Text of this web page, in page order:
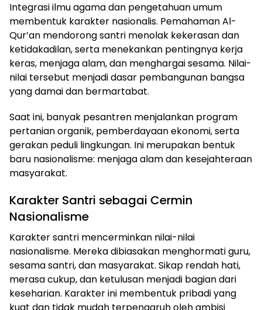
Integrasi ilmu agama dan pengetahuan umum
membentuk karakter nasionalis. Pemahaman Al-
Qur’an mendorong santri menolak kekerasan dan
ketidakadilan, serta menekankan pentingnya kerja
keras, menjaga alam, dan menghargai sesama. Nilai-
nilai tersebut menjadi dasar pembangunan bangsa
yang damai dan bermartabat.
Saat ini, banyak pesantren menjalankan program
pertanian organik, pemberdayaan ekonomi, serta
gerakan peduli lingkungan. Ini merupakan bentuk
baru nasionalisme: menjaga alam dan kesejahteraan
masyarakat.
Karakter Santri sebagai Cermin
Nasionalisme
Karakter santri mencerminkan nilai-nilai
nasionalisme. Mereka dibiasakan menghormati guru,
sesama santri, dan masyarakat. Sikap rendah hati,
merasa cukup, dan ketulusan menjadi bagian dari
keseharian. Karakter ini membentuk pribadi yang